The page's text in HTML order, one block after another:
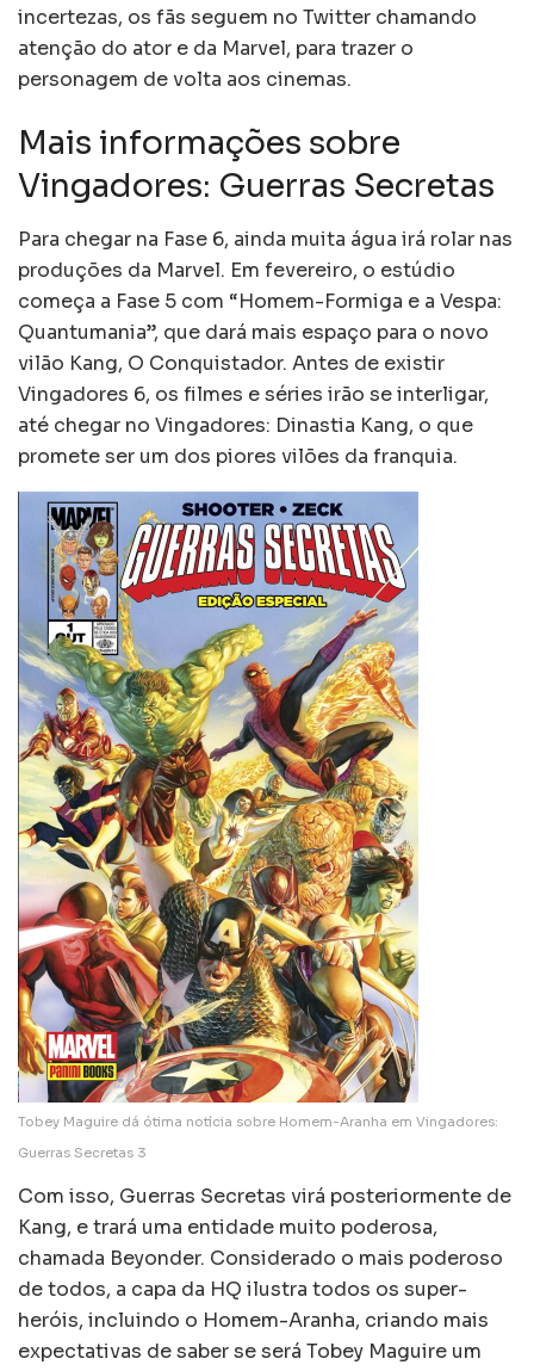
incertezas, os fãs seguem no Twitter chamando
atenção do ator e da Marvel, para trazer o
personagem de volta aos cinemas.
Mais informações sobre
Vingadores: Guerras Secretas
Para chegar na Fase 6, ainda muita água irá rolar nas
produções da Marvel. Em fevereiro, o estúdio
começa a Fase 5 com “Homem-Formiga e a Vespa:
Quantumania”, que dará mais espaço para o novo
vilão Kang, O Conquistador. Antes de existir
Vingadores 6, os filmes e séries irão se interligar,
até chegar no Vingadores: Dinastia Kang, o que
promete ser um dos piores vilões da franquia.
Tobey Maguire dá ótima notícia sobre Homem-Aranha em Vingadores:
Guerras Secretas 3
Com isso, Guerras Secretas virá posteriormente de
Kang, e trará uma entidade muito poderosa,
chamada Beyonder. Considerado o mais poderoso
de todos, a capa da HQ ilustra todos os super-
heróis, incluindo o Homem-Aranha, criando mais
expectativas de saber se será Tobey Maguire um